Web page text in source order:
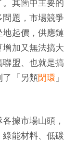
題，市場競爭
起價，供應鏈
加又無法搞大
盟、也就是搞
了「另類閉環 」
據市場山頭，
能材料、低碳